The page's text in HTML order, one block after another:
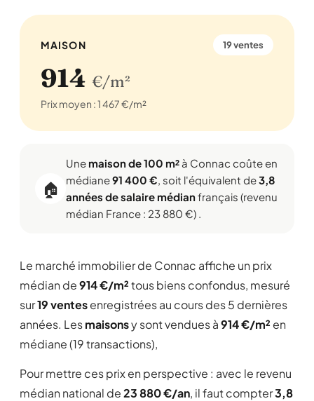
MAISON 19 ventes
914 €/m²
Prix moyen : 1 467 €/m²
🏠
Une maison de 100 m² à Connac coûte en
médiane91 400 €, soit l'équivalent de3,8
années de salaire médianfrançais (revenu
médian France : 23 880 €) .
Le marché immobilier de Connac affiche un prix
médian de914 €/m²tous biens confondus, mesuré
sur19 ventesenregistrées au cours des 5 dernières
années. Lesmaisonsy sont vendues à914 €/m² en
médiane (19 transactions),
Pour mettre ces prix en perspective : avec le revenu
médian national de23 880 €/an, il faut compter3,8